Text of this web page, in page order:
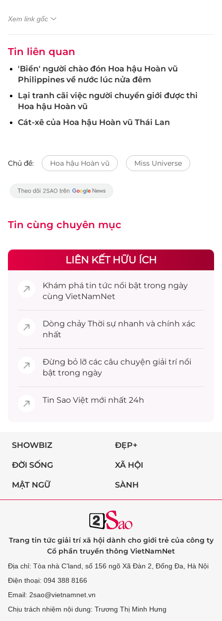
Xem link gốc
Tin liên quan
'Biển' người chào đón Hoa hậu Hoàn vũ
Philippines về nước lúc nửa đêm
Lại tranh cãi việc người chuyển giới được thi
Hoa hậu Hoàn vũ
Cát-xê của Hoa hậu Hoàn vũ Thái Lan
Chủ đề: Hoa hậu Hoàn vũ Miss Universe
Tin cùng chuyên mục
LIÊN KẾT HỮU ÍCH
Khám phá tin tức nổi bật trong ngày
cùng VietNamNet
Dòng chảy Thời sự nhanh và chính xác
nhất
Đừng bỏ lỡ các câu chuyện giải trínổi
bật trong ngày
Tin Sao Việt mới nhất 24h
SHOWBIZ ĐẸP+
ĐỜI SỐNG XÃ HỘI
MẬT NGỮ SÀNH
Trang tin tức giải trí xã hội dành cho giới trẻ của công ty
Cổ phần truyền thông VietNamNet
Địa chỉ: Tòa nhà C’land, số 156 ngõ Xã Đàn 2, Đống Đa, Hà Nội
Điện thoại: 094 388 8166
Email: 2sao@vietnamnet.vn
Chịu trách nhiệm nội dung: Trương Thị Minh Hưng